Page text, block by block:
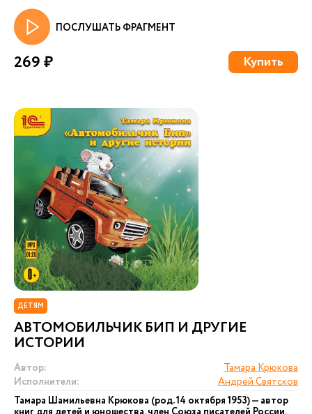
ПОСЛУШАТЬ ФРАГМЕНТ
269 ₽ Купить
ДЕТЯМ
АВТОМОБИЛЬЧИК БИП И ДРУГИЕ
ИСТОРИИ
Автор:
Тамара Крюкова
Исполнители:
Андрей Святсков
Тамара Шамильевна Крюкова (род. 14 октября 1953) — автор